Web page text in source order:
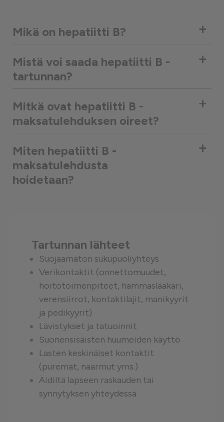
Mikä on hepatiitti B? +
Mistä voi saada hepatiitti B -
tartunnan?
+
Mitkä ovat hepatiitti B -
maksatulehduksen oireet?
+
Miten hepatiitti B -
maksatulehdusta
hoidetaan?
+
Tartunnan lähteet
Suojaamaton sukupuoliyhteys
Verikontaktit (onnettomuudet,
hoitotoimenpiteet, hammaslääkäri,
verensiirrot, kontaktilajit, manikyyrit
ja pedikyyrit)
Lävistykset ja tatuoinnit
Suonensisäisten huumeiden käyttö
Lasten keskinäiset kontaktit
(puremat, naarmut yms.)
Äidiltä lapseen raskauden tai
synnytyksen yhteydessä